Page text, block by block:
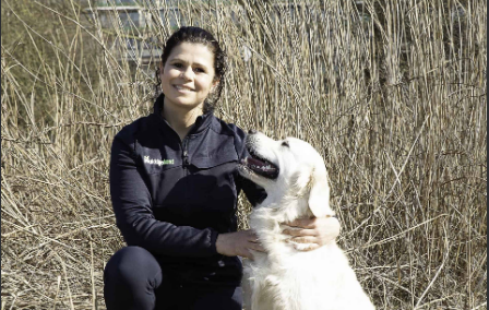
TOEVOEGEN AAN WINKELWAGEN